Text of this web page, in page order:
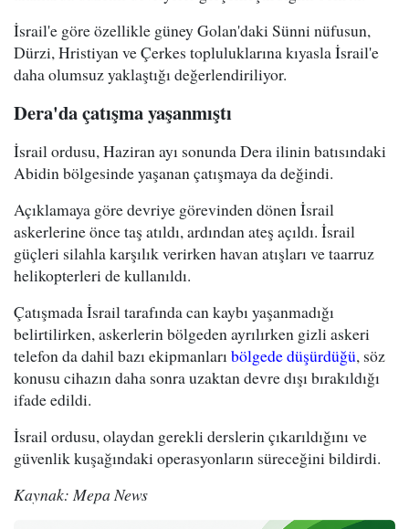
İsrail'e göre özellikle güney Golan'daki Sünni nüfusun,
Dürzi, Hristiyan ve Çerkes topluluklarına kıyasla İsrail'e
daha olumsuz yaklaştığı değerlendiriliyor.
Dera'da çatışma yaşanmıştı
İsrail ordusu, Haziran ayı sonunda Dera ilinin batısındaki
Abidin bölgesinde yaşanan çatışmaya da değindi.
Açıklamaya göre devriye görevinden dönen İsrail
askerlerine önce taş atıldı, ardından ateş açıldı. İsrail
güçleri silahla karşılık verirken havan atışları ve taarruz
helikopterleri de kullanıldı.
Çatışmada İsrail tarafında can kaybı yaşanmadığı
belirtilirken, askerlerin bölgeden ayrılırken gizli askeri
telefon da dahil bazı ekipmanları bölgede düşürdüğü, söz
konusu cihazın daha sonra uzaktan devre dışı bırakıldığı
ifade edildi.
İsrail ordusu, olaydan gerekli derslerin çıkarıldığını ve
güvenlik kuşağındaki operasyonların süreceğini bildirdi.
Kaynak: Mepa News